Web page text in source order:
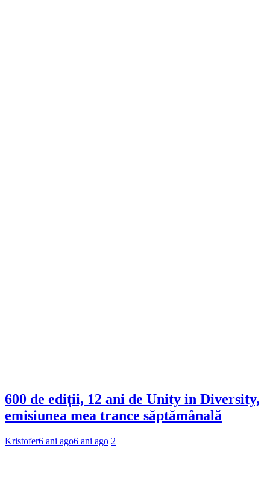
600 de ediții, 12 ani de Unity in Diversity,
emisiunea mea trance săptămânală
Kristofer6 ani ago6 ani ago 2